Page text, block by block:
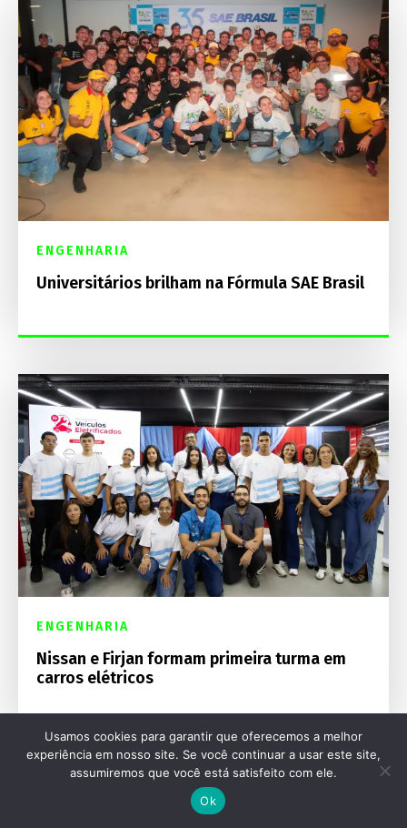
ENGENHARIA
Universitários brilham na Fórmula SAE Brasil
ENGENHARIA
Nissan e Firjan formam primeira turma em
carros elétricos
Destaques Mecânica Online
Usamos cookies para garantir que oferecemos a melhor
experiência em nosso site. Se você continuar a usar este site,
assumiremos que você está satisfeito com ele.
Ok